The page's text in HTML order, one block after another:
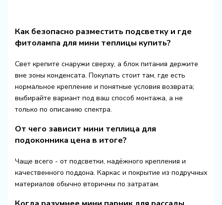
Как безопасно разместить подсветку и где
фитолампа для мини теплицы купить?
Свет крепите снаружи сверху, а блок питания держите
вне зоны конденсата. Покупать стоит там, где есть
нормальное крепление и понятные условия возврата;
выбирайте вариант под ваш способ монтажа, а не
только по описанию спектра.
От чего зависит мини теплица для
подоконника цена в итоге?
Чаще всего - от подсветки, надёжного крепления и
качественного поддона. Каркас и покрытие из подручных
материалов обычно вторичны по затратам.